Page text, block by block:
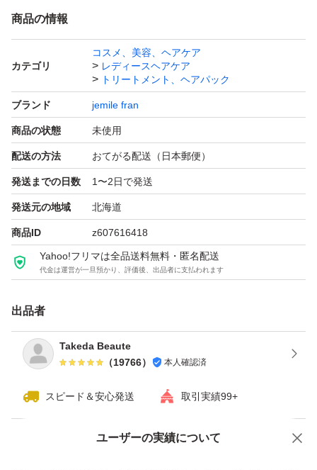
メント シアーバターを加えた植物性バターのダブル配合
◎シアバターを豊富に配合した濃厚タイプ。
◎広がりやクセを、よりしっとりおさめたい方に。
◎ハンドクリームとしても使えます。
商品の情報
カテゴリ
コスメ、美容、ヘアケア
レディースヘアケア
トリートメント、ヘアパック
ブランド jemile fran
商品の状態 未使用
配送の方法 おてがる配送（日本郵便）
発送までの日数 1〜2日で発送
発送元の地域 北海道
商品ID z607616418
Yahoo!フリマは全品送料無料・匿名配送
代金は運営が一旦預かり、評価後、出品者に支払われます
出品者
Takeda Beaute
（19766） 本人確認済
スピード＆安心発送 取引実績99+
ユーザーの実績について
価格の相談 商品への質問